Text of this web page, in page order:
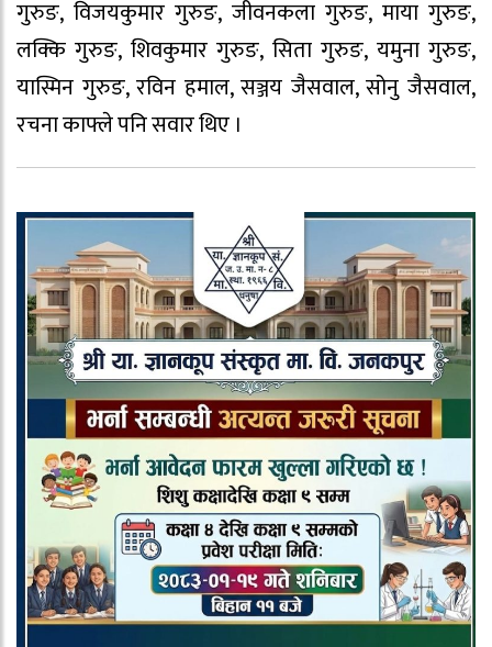
गुरुङ, विजयकुमार गुरुङ, जीवनकला गुरुङ, माया गुरुङ,
लक्कि गुरुङ, शिवकुमार गुरुङ, सिता गुरुङ, यमुना गुरुङ,
यास्मिन गुरुङ, रविन हमाल, सञ्जय जैसवाल, सोनु जैसवाल,
रचना काफ्ले पनि सवार थिए ।